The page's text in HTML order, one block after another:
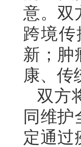
意。双
跨境
新；肿
康、传
双方
同维
定通过